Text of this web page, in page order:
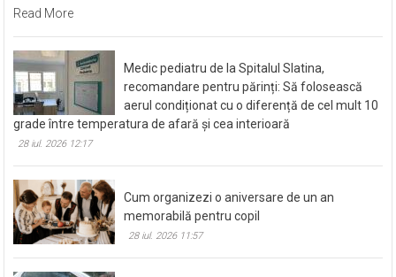
Read More
Medic pediatru de la Spitalul Slatina,
recomandare pentru părinți: Să folosească
aerul condiționat cu o diferență de cel mult 10
grade între temperatura de afară și cea interioară
28 iul. 2026 12:17
Cum organizezi o aniversare de un an
memorabilă pentru copil
28 iul. 2026 11:57